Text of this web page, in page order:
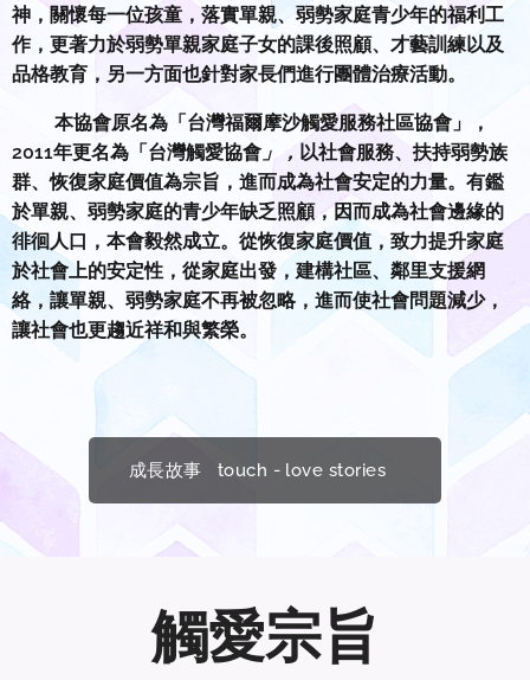
神，關懷每一位孩童，落實單親、弱勢家庭青少年的福利工
作，更著力於弱勢單親家庭子女的課後照顧、才藝訓練以及
品格教育，另一方面也針對家長們進行團體治療活動。
本協會原名為「台灣福爾摩沙觸愛服務社區協會」，
2011年更名為「台灣觸愛協會 」， 以社會服務、扶持弱勢族
群、恢復家庭價值為宗旨，進而成為社會安定的力量。有鑑
於單親、弱勢家庭的青少年缺乏照顧，因而成為社會邊緣的
徘徊人口，本會毅然成立。從恢復家庭價值，致力提升家庭
於社會上的安定性，從家庭出發，建構社區、鄰里支援網
絡，讓單親、弱勢家庭不再被忽略，進而使社會問題減少，
讓社會也更趨近祥和與繁榮。
成長故事 touch - love stories
觸愛宗旨